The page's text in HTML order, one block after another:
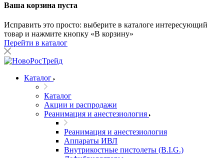
Ваша корзина пуста
Исправить это просто: выберите в каталоге интересующий
товар и нажмите кнопку «В корзину»
Перейти в каталог
Каталог
Каталог
Акции и распродажи
Реанимация и анестезиология
Реанимация и анестезиология
Аппараты ИВЛ
Внутрикостные пистолеты (B.I.G.)